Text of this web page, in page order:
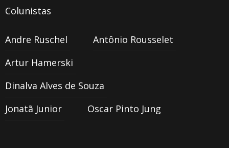
Colunistas
Andre Ruschel
Antônio Rousselet
Artur Hamerski
Dinalva Alves de Souza
Jonatã Junior
Oscar Pinto Jung